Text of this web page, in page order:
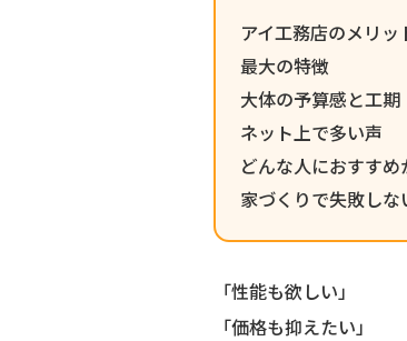
アイ工務店のメリッ
最大の特徴
大体の予算感と工期
ネット上で多い声
どんな人におすすめ
家づくりで失敗しな
「性能も欲しい」
「価格も抑えたい」